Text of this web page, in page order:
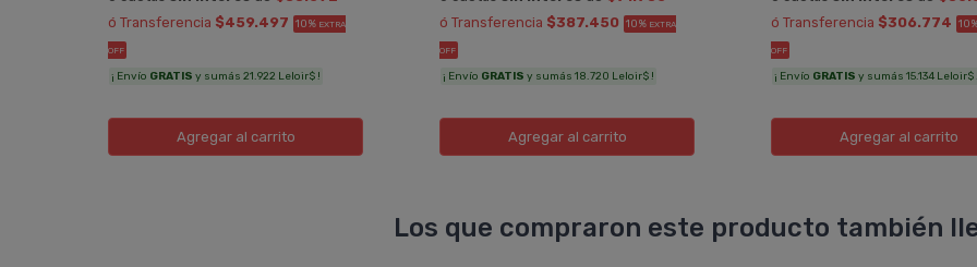
ó Transferencia $459.497 10% EXTRA
OFF
¡ Envío GRATIS y sumás 21.922 Leloir$ !
Agregaral carrito
ó Transferencia $387.450 10% EXTRA
OFF
¡ Envío GRATIS y sumás 18.720 Leloir$ !
Agregaral carrito
ó Transferencia $306.774
OFF
¡ Envío GRATIS y sumás 15.134 Leloir$ !
Agregaral carrito
Los que compraron este producto también